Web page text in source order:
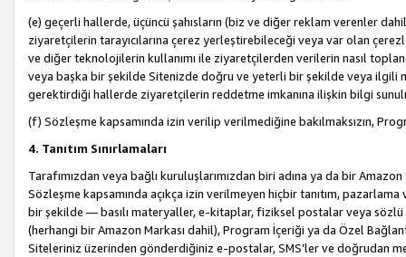
(e) geçerli hallerde, üçüncü şahısların (biz ve diğer reklam verenler
ziyaretçilerin tarayıcılarına çerez yerleştirebileceği veya var olan
ve diğer teknolojilerin kullanımı ile ziyaretçilerden verilerin nasıl
veya başka bir şekilde Sitenizde doğru ve yeterli bir şekilde veya ilgili
gerektirdiği hallerde ziyaretçilerin reddetme imkanına ilişkin bilgi
(f) Sözleşme kapsamında izin verilip verilmediğine bakılmaksızın,
4. Tanıtım Sınırlamaları
Tarafımızdan veya bağlı kuruluşlarımızdan biri adına ya da bir
Sözleşme kapsamında açıkça izin verilmeyen hiçbir tanıtım,
bir şekilde — basılı materyaller, e-kitaplar, fiziksel postalar veya sözlü
(herhangi bir Amazon Markası dahil), Program İçeriği ya da Özel
Siteleriniz üzerinden gönderdiğiniz e-postalar, SMS’ler ve doğrudan